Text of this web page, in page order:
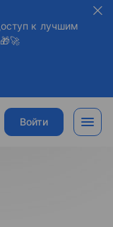
к лучшим
Войти